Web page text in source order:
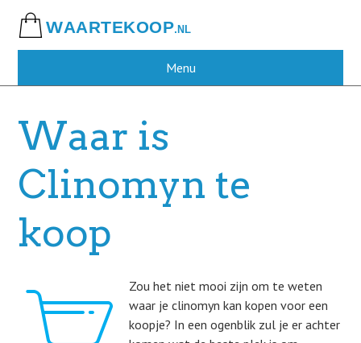
main
Menu
Waar is
Clinomyn te
koop
Zou het niet mooi zijn om te weten
waar je clinomyn kan kopen voor een
koopje? In een ogenblik zul je er achter